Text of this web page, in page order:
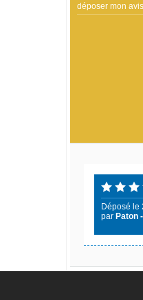
déposer mon avis
Déposé le
par Paton -